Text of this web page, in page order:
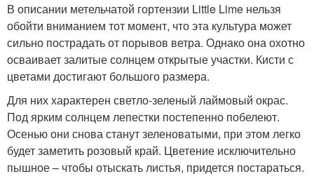
В описании метельчатой гортензии Little Lime нельзя
обойти вниманием тот момент, что эта культура может
сильно пострадать от порывов ветра. Однако она охотно
осваивает залитые солнцем открытые участки. Кисти с
цветами достигают большого размера.
Для них характерен светло-зеленый лаймовый окрас.
Под ярким солнцем лепестки постепенно побелеют.
Осенью они снова станут зеленоватыми, при этом легко
будет заметить розовый край. Цветение исключительно
пышное – чтобы отыскать листья, придется постараться.